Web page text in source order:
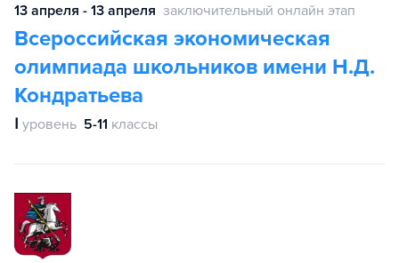
13 апреля - 13 апреля заключительный онлайн этап
Всероссийская экономическая
олимпиада школьников имени Н.Д.
Кондратьева
Ⅰ уровень 5-11 классы